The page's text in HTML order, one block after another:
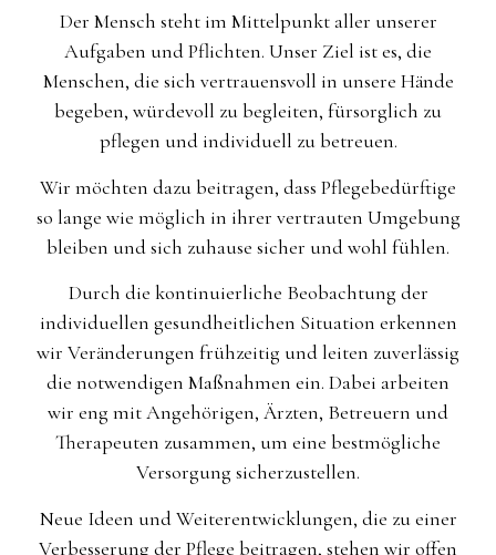
Der Mensch steht im Mittelpunkt aller unserer
Aufgaben und Pflichten. Unser Ziel ist es, die
Menschen, die sich vertrauensvoll in unsere Hände
begeben, würdevoll zu begleiten, fürsorglich zu
pflegen und individuell zu betreuen.
Wir möchten dazu beitragen, dass Pflegebedürftige
so lange wie möglich in ihrer vertrauten Umgebung
bleiben und sich zuhause sicher und wohl fühlen.
Durch die kontinuierliche Beobachtung der
individuellen gesundheitlichen Situation erkennen
wir Veränderungen frühzeitig und leiten zuverlässig
die notwendigen Maßnahmen ein. Dabei arbeiten
wir eng mit Angehörigen, Ärzten, Betreuern und
Therapeuten zusammen, um eine bestmögliche
Versorgung sicherzustellen.
Neue Ideen und Weiterentwicklungen, die zu einer
Verbesserung der Pflege beitragen, stehen wir offen